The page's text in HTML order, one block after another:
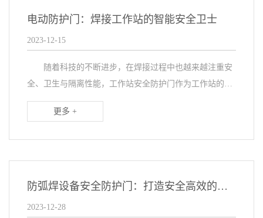
电动防护门：焊接工作站的智能安全卫士
2023-12-15
随着科技的不断进步，在焊接过程中也越来越注重安
全、卫生与隔离性能，工作站安全防护门作为工作站的智
能安全卫士，为焊接工人提供了更高水平的保护和便利。
那防护门在焊接工作站中起到哪些重要作用呢，详细见
更多 +
防弧焊设备安全防护门：打造安全高效的自动化生产线
2023-12-28